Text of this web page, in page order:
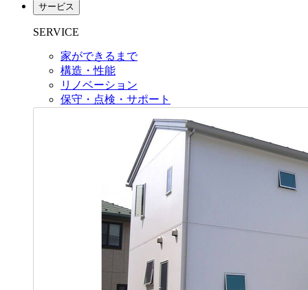
サービス
SERVICE
家ができるまで
構造・性能
リノベーション
保守・点検・サポート